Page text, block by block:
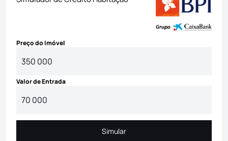
Preço do Imóvel
Valor de Entrada
Simular
Simular